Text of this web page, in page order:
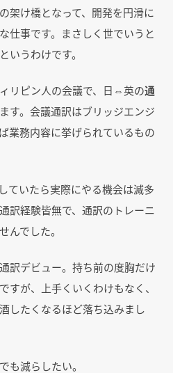
架け橋となって、開発を円滑に
仕事です。まさしく世でいうと
いうわけです。
リピン人の会議で、日⇔英の通
す。会議通訳はブリッジエンジ
業務内容に挙げられているもの
ていたら実際にやる機会は滅多
訳経験皆無で、通訳のトレーニ
んでした。
訳デビュー。持ち前の度胸だけ
すが、上手くいくわけもなく、
したくなるほど落ち込みまし
も減らしたい。